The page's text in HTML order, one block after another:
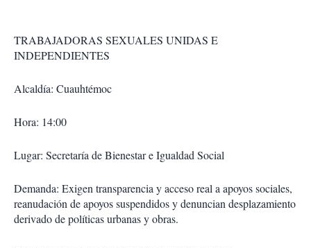
TRABAJADORAS SEXUALES UNIDAS E
INDEPENDIENTES
Alcaldía: Cuauhtémoc
Hora: 14:00
Lugar: Secretaría de Bienestar e Igualdad Social
Demanda: Exigen transparencia y acceso real a apoyos sociales,
reanudación de apoyos suspendidos y denuncian desplazamiento
derivado de políticas urbanas y obras.